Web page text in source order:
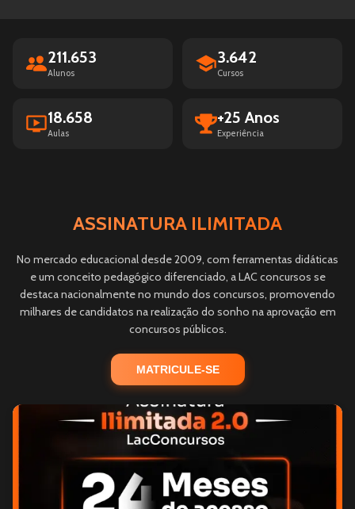
211.653
Alunos
3.642
Cursos
18.658
Aulas
+25 Anos
Experiência
ASSINATURA ILIMITADA
No mercado educacional desde 2009, com ferramentas didáticas
e um conceito pedagógico diferenciado, a LAC concursos se
destaca nacionalmente no mundo dos concursos, promovendo
milhares de candidatos na realização do sonho na aprovação em
concursos públicos.
MATRICULE-SE